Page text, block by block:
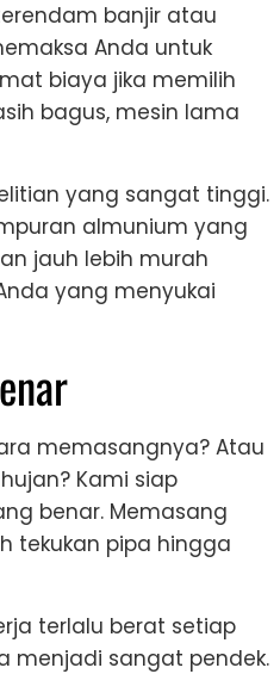
banjir atau
Anda untuk
biaya jika memilih
bagus, mesin lama
yang sangat tinggi.
almunium yang
jauh lebih murah
yang menyukai
memasangnya? Atau
Kami siap
benar. Memasang
tekukan pipa hingga
terlalu berat setiap
menjadi sangat pendek.